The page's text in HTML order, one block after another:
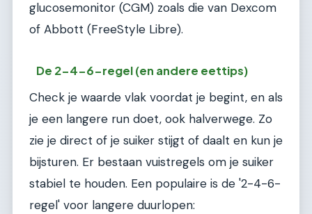
glucosemonitor (CGM) zoals die van Dexcom
of Abbott (FreeStyle Libre).
De 2-4-6-regel (en andere eettips)
Check je waarde vlak voordat je begint, en als
je een langere run doet, ook halverwege. Zo
zie je direct of je suiker stijgt of daalt en kun je
bijsturen. Er bestaan vuistregels om je suiker
stabiel te houden. Een populaire is de '2-4-6-
regel' voor langere duurlopen: